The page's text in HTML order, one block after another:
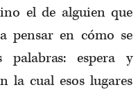
el de alguien que
pensar en cómo se
palabras: espera y
la cual esos lugares